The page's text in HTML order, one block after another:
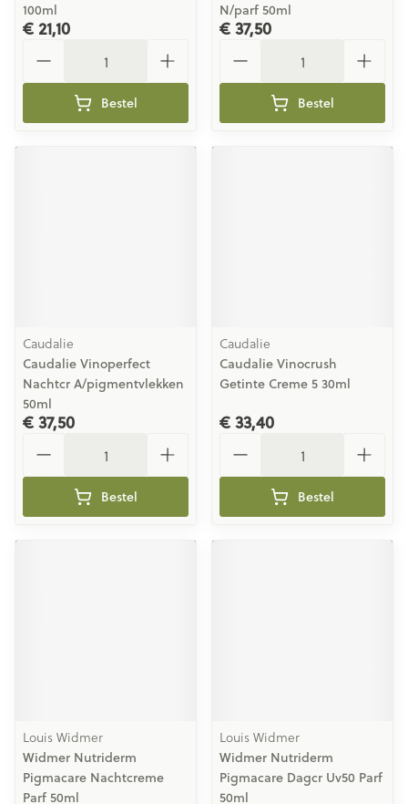
100ml
€ 21,10
Bestel
N/parf 50ml
€ 37,50
Bestel
Caudalie
Caudalie Vinoperfect
Nachtcr A/pigmentvlekken
50ml
€ 37,50
Bestel
Caudalie
Caudalie Vinocrush
Getinte Creme 5 30ml
€ 33,40
Bestel
Louis Widmer
Widmer Nutriderm
Pigmacare Nachtcreme
Parf 50ml
Louis Widmer
Widmer Nutriderm
Pigmacare Dagcr Uv50 Parf
50ml